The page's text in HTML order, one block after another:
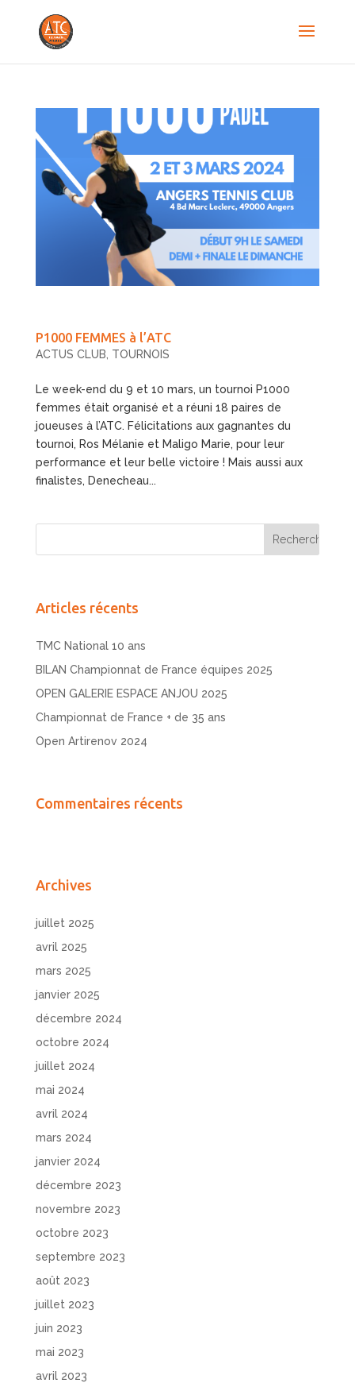
P1000 FEMMES à l’ATC
ACTUS CLUB TOURNOIS
Le week-end du 9 et 10 mars, un tournoi P1000
femmes était organisé et a réuni 18 paires de
joueuses à l’ATC. Félicitations aux gagnantes du
tournoi, Ros Mélanie et Maligo Marie, pour leur
performance et leur belle victoire ! Mais aussi aux
finalistes, Denecheau...
Articles récents
TMC National 10 ans
BILAN Championnat de France équipes 2025
OPEN GALERIE ESPACE ANJOU 2025
Championnat de France + de 35 ans
Open Artirenov 2024
Commentaires récents
Archives
juillet 2025
avril 2025
mars 2025
janvier 2025
décembre 2024
octobre 2024
juillet 2024
mai 2024
avril 2024
mars 2024
janvier 2024
décembre 2023
novembre 2023
octobre 2023
septembre 2023
août 2023
juillet 2023
juin 2023
mai 2023
avril 2023